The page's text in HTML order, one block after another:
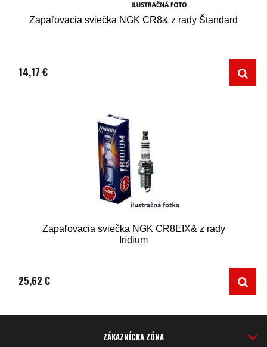
Zapaľovacia sviečka NGK CR8& z rady Štandard
14,17 €
Zapaľovacia sviečka NGK CR8EIX& z rady
Irídium
25,62 €
ZÁKAZNÍCKA ZÓNA